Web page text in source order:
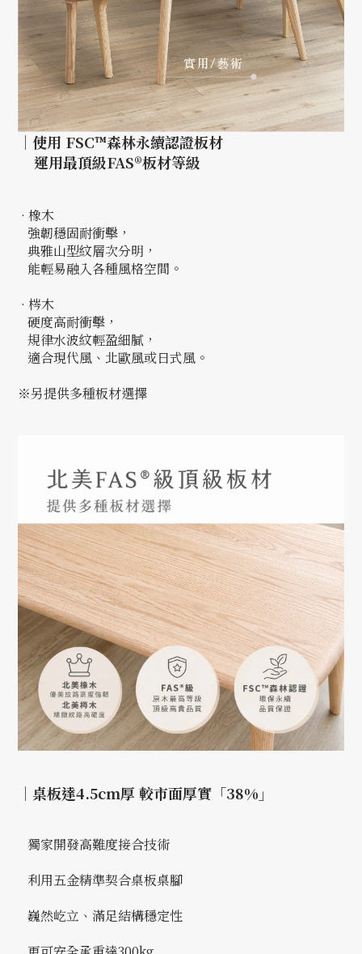
｜使用 FSC™森林永續認證板材
運用最頂級FAS®板材等級
· 橡木
強韌穩固耐衝擊，
典雅山型紋層次分明，
能輕易融入各種風格空間。
· 梣木
硬度高耐衝擊，
規律水波紋輕盈細膩，
適合現代風、北歐風或日式風。
※另提供多種板材選擇
｜桌板達4.5cm厚 較市面厚實「38%」
獨家開發高難度接合技術
利用五金精準契合桌板桌腳
巍然屹立、滿足結構穩定性